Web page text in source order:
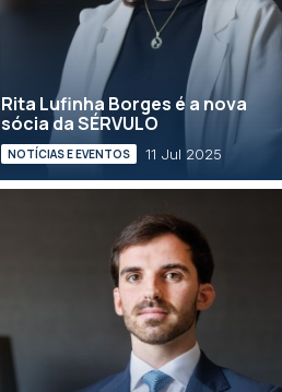
Rita Lufinha Borges é a nova
sócia da SÉRVULO
NOTÍCIAS E EVENTOS 11 Jul 2025